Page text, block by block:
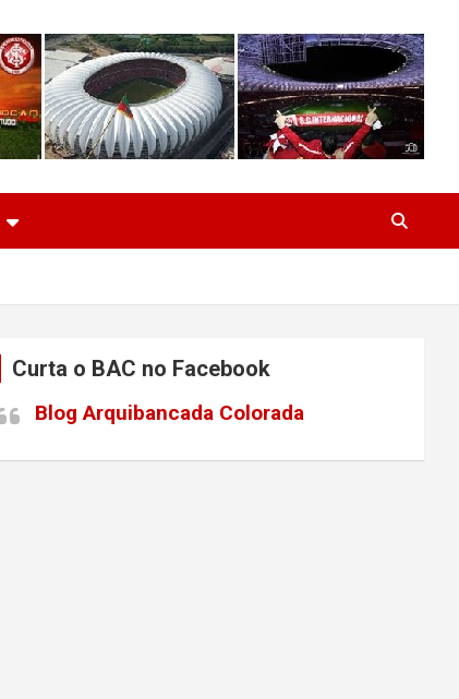
Curta o BAC no Facebook
Blog Arquibancada Colorada